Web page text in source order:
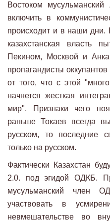
Востоком
включить в
происходит и в наши дни.
казахстанская власть
Пекином, Москвой и
пропагандисты
от того, что с этой
начнется жесткая
мир". Признаки чего
раньше Токаев всегда
русском, то последние
только на русском.
Фактически Казахстан
2.0. под эгидой ОДКБ.
мусульманский член
участвовать в
невмешательстве во